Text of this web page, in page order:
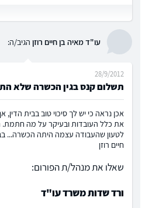
עו"ד מאיה בן חיים רוזן הגיב/ה:
תשלום קנס בגין הכשרה שלא
28/9/2012
אכן נראה כי יש לך סיכוי טוב בבית הדין,
את כלל העובדות ובעיקר על מה חתמת.
לטעון שהעבודה עצמה היתה הכשרה...
חיים רוזן
שאלו את מנהל/ת הפורום:
ורד שדות משרד עו"ד